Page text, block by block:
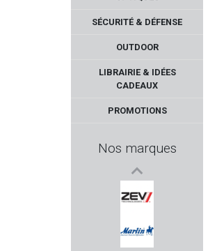
SÉCURITÉ & DÉFENSE
OUTDOOR
LIBRAIRIE & IDÉES
CADEAUX
PROMOTIONS
Nos marques
KELTEC
ZEV